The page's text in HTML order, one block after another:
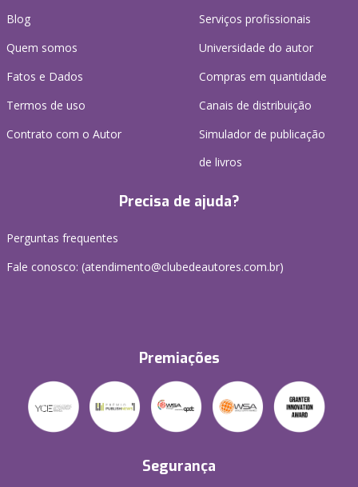
Blog
Quem somos
Fatos e Dados
Termos de uso
Contrato com o Autor
Serviços profissionais
Universidade do autor
Compras em quantidade
Canais de distribuição
Simulador de publicação
de livros
Precisa de ajuda?
Perguntas frequentes
Fale conosco: (atendimento@clubedeautores.com.br)
Premiações
Segurança